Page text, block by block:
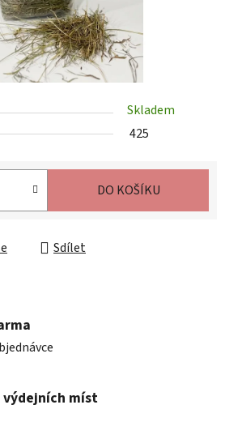
Skladem
425
DO KOŠÍKU
Sdílet
výdejních míst